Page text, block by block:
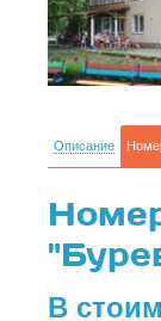
Описание
В